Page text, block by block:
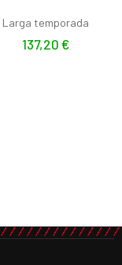
Larga temporada
137,20 €